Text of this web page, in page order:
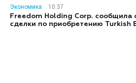
Экономика
10:37
Freedom Holding Corp. сообщила
сделки по приобретению Turkish